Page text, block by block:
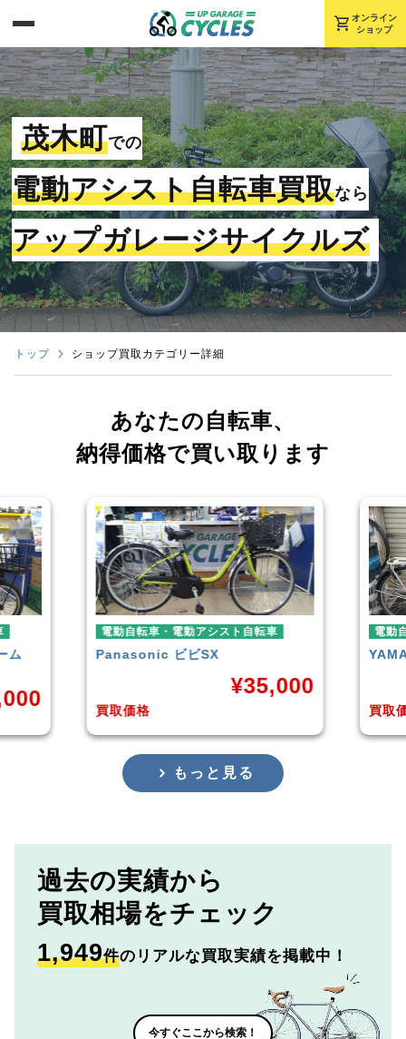
shopping_cart オンライン
ショップ
茂木町での
電動アシスト自転車買取なら
アップガレージサイクルズ
トップ ショップ買取カテゴリー詳細
あなたの自転車、
納得価格で買い取ります
電動自転車・電動アシスト自転車
PanasonicビビSX
買取価格
35,000
電動自
買取価
もっと見る
過去の実績から
買取相場をチェック
1,949件のリアルな買取実績を掲載中！
今すぐここから検索！